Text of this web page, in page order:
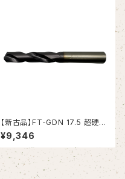
【新古品】FT-GDN 17.5 超硬ド
リル (OSG)
¥9,346